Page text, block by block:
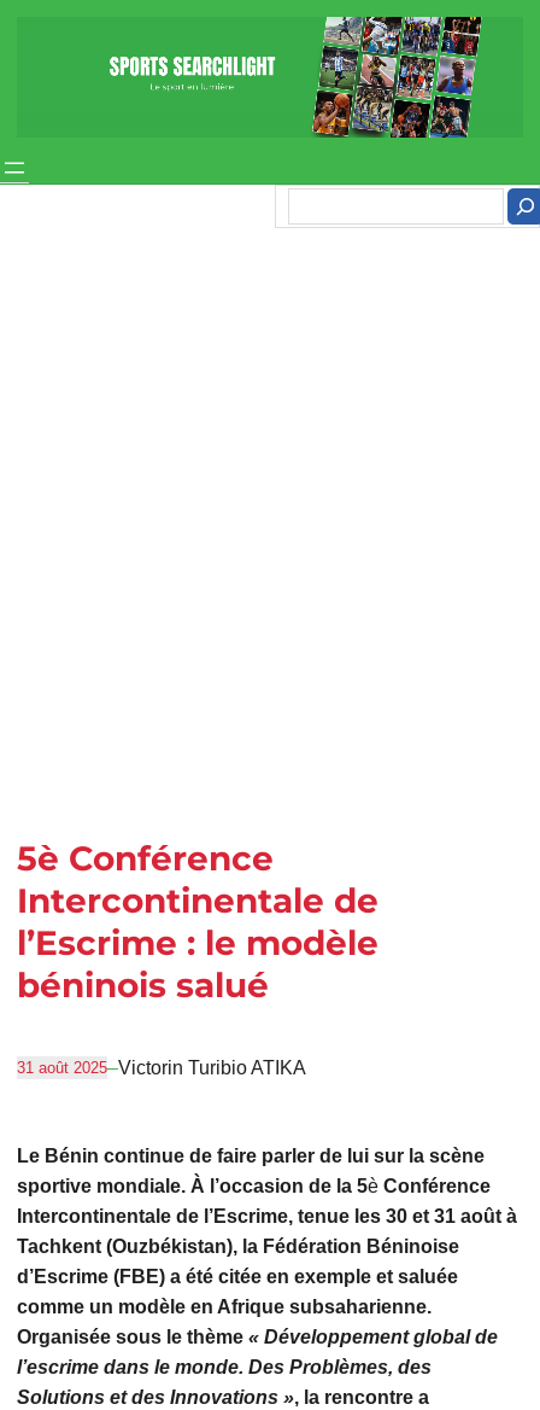
5è Conférence
Intercontinentale de
l’Escrime : le modèle
béninois salué
31 août 2025–Victorin Turibio ATIKA
Le Bénin continue de faire parler de lui sur la scène
sportive mondiale. À l’occasion de la 5è Conférence
Intercontinentale de l’Escrime, tenue les 30 et 31 août à
Tachkent (Ouzbékistan), la Fédération Béninoise
d’Escrime (FBE) a été citée en exemple et saluée
comme un modèle en Afrique subsaharienne.
Organisée sous le thème « Développement global de
l’escrime dans le monde. Des Problèmes, des
Solutions et des Innovations », la rencontre a